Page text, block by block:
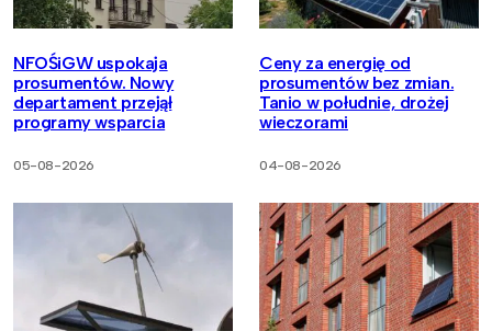
NFOŚiGW uspokaja
prosumentów. Nowy
departament przejął
programy wsparcia
05-08-2026
Ceny za energię od
prosumentów bez zmian.
Tanio w południe, drożej
wieczorami
04-08-2026